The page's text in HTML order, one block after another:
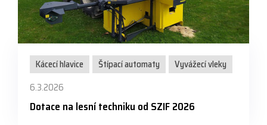
Kácecí hlavice Štípací automaty
Vyvážecí vleky
6.3.2026
Dotace na lesní techniku od SZIF 2026